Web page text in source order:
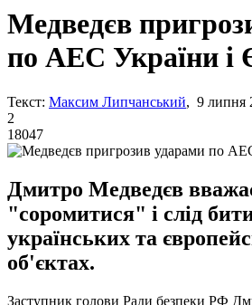
Медведєв
по АЕС України і
Текст: Максим Липчанський, 9 липня
2
18047
Дмитро Медведєв
"соромитися" і слід
українських та
об'єктах.
Заступник голови Ради безпеки РФ